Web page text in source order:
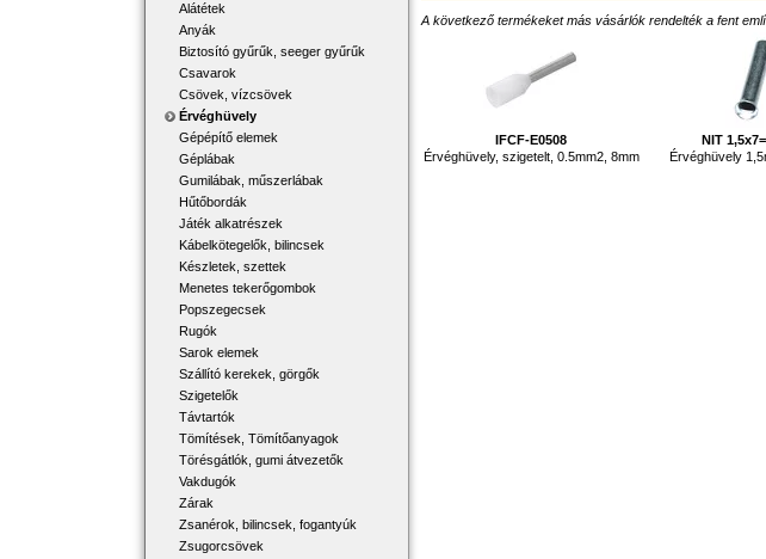
Alátétek
Anyák
Biztosító gyűrűk, seeger gyűrűk
Csavarok
Csövek, vízcsövek
Érvéghüvely
Gépépítő elemek
Géplábak
Gumilábak, műszerlábak
Hűtőbordák
Játék alkatrészek
Kábelkötegelők, bilincsek
Készletek, szettek
Menetes tekerőgombok
Popszegecsek
Rugók
Sarok elemek
Szállító kerekek, görgők
Szigetelők
Távtartók
Tömítések, Tömítőanyagok
Törésgátlók, gumi átvezetők
Vakdugók
Zárak
Zsanérok, bilincsek, fogantyúk
Zsugorcsövek
A következő termékeket más vásárlók rendelték a fent
IFCF-E0508
Érvéghüvely, szigetelt, 0.5mm2, 8mm
NIT
Érvéghüvely